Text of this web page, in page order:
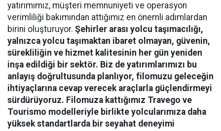
yatırımımız, müşteri memnuniyeti ve operasyon
verimliliği bakımından attığımız en önemli adımlardan
birini oluşturuyor. Şehirler arası yolcu taşımacılığı,
yalnızca yolcu taşımaktan ibaret olmayan, güvenin,
sürekliliğin ve hizmet kalitesinin her gün yeniden
inşa edildiği bir sektör. Biz de yatırımlarımızı bu
anlayış doğrultusunda planlıyor, filomuzu geleceğin
ihtiyaçlarına cevap verecek araçlarla güçlendirmeyi
sürdürüyoruz. Filomuza kattığımız Travego ve
Tourismo modelleriyle birlikte yolcularımıza daha
yüksek standartlarda bir seyahat deneyimi